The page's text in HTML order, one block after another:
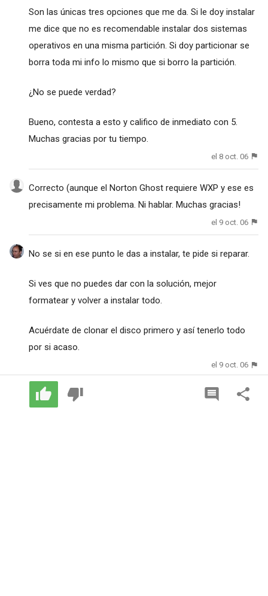
Son las únicas tres opciones que me da. Si le doy instalar
me dice que no es recomendable instalar dos sistemas
operativos en una misma partición. Si doy particionar se
borra toda mi info lo mismo que si borro la partición.
¿No se puede verdad?
Bueno, contesta a esto y califico de inmediato con 5.
Muchas gracias por tu tiempo.
el 8 oct. 06
Correcto (aunque el Norton Ghost requiere WXP y ese es
precisamente mi problema. Ni hablar. Muchas gracias!
el 9 oct. 06
No se si en ese punto le das a instalar, te pide si reparar.
Si ves que no puedes dar con la solución, mejor
formatear y volver a instalar todo.
Acuérdate de clonar el disco primero y así tenerlo todo
por si acaso.
el 9 oct. 06